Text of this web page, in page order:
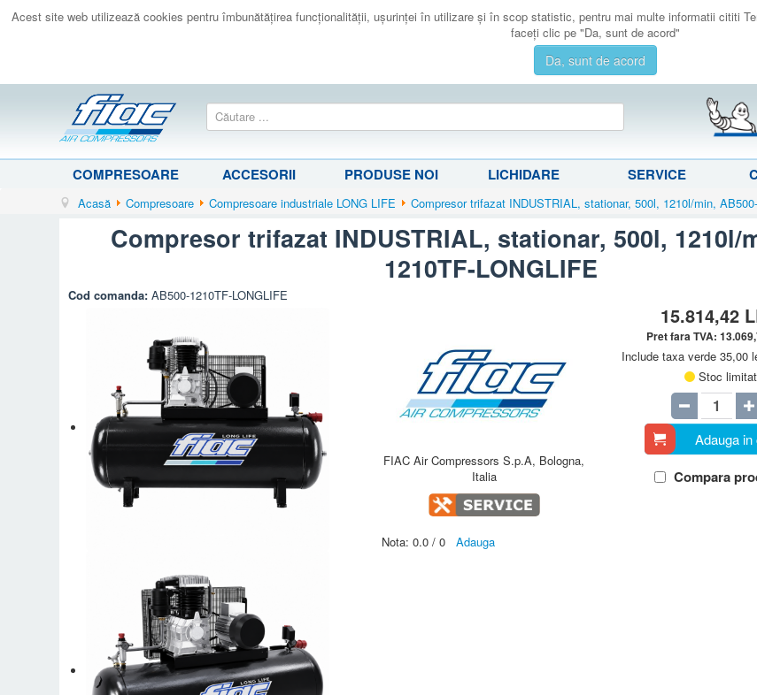
Acest site web utilizează cookies pentru îmbunătăţirea funcţionalităţii, uşurinţei în utilizare şi în scop statistic, pentru mai multe informatii cititi
faceţi clic pe "Da, sunt de acord"
Da, sunt de acord
COMPRESOARE ACCESORII PRODUSE NOI LICHIDARE SERVICE
Acasă Compresoare Compresoare industriale LONG LIFE Compresor trifazat INDUSTRIAL, stationar, 500l, 1210l/min,
Compresor trifazat INDUSTRIAL, stationar, 500l, 1210l/
1210TF-LONGLIFE
Cod comanda:AB500-1210TF-LONGLIFE
FIAC Air Compressors S.p.A, Bologna,
Italia
Nota: 0.0 / 0 Adauga
15.814,42
Pret fara TVA:
Include taxa verde 35,00
Stoc limitat
Adauga in
Compara